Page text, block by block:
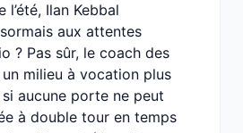
l’été, Ilan Kebbal
aux attentes
? Pas sûr, le coach des
milieu à vocation plus
aucune porte ne peut
à double tour en temps